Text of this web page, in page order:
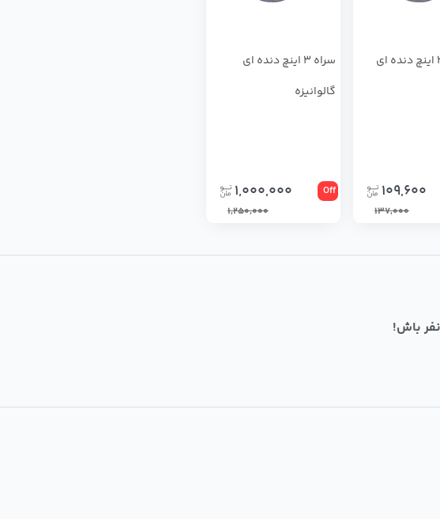
سراه 3/4 اینچ دنده ای
109,600
137,000
سراه 3 اینچ دنده ای
گالوانیزه
Off
1,000,000
1,250,000
باش!